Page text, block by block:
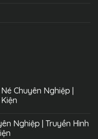
Chuyên Nghiệp |
Nghiệp | Truyền Hình